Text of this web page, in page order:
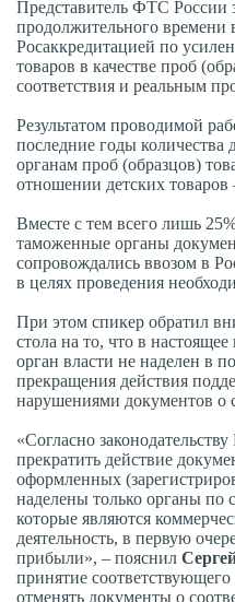
Представитель ФТС России
продолжительного времени
Росаккредитацией по
товаров в качестве проб
соответствия и реальным
Результатом проводимой
последние годы
органам проб (образцов)
отношении детских товаров
Вместе с тем всего лишь
таможенные органы
сопровождались ввозом в
в целях проведения
При этом спикер обратил
стола на то, что в
орган власти не наделен в
прекращения действия
нарушениями документов о
«Согласно
прекратить действие
оформленных
наделены только органы по
которые являются
деятельность, в первую
прибыли», – пояснил
принятие
отменять документы о